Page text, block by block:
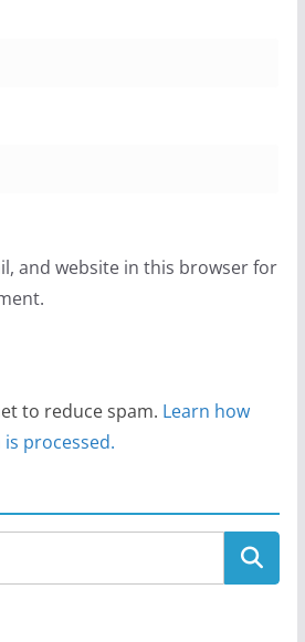
and website in this browser for
to reduce spam. Learn how
processed.